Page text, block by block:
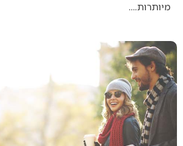
מיותרות.…